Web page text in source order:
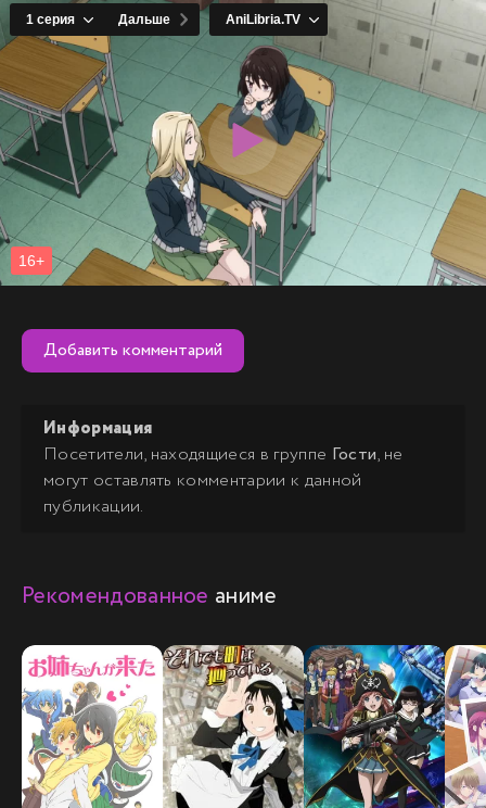
Добавить комментарий
Информация
Посетители, находящиеся в группе Гости, не
могут оставлять комментарии к данной
публикации.
Рекомендованное аниме